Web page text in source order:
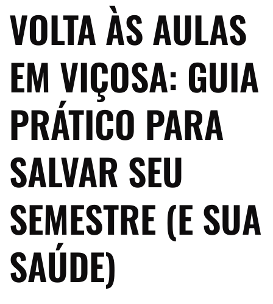
VOLTA ÀS AULAS
EM VIÇOSA: GUIA
PRÁTICO PARA
SALVAR SEU
SEMESTRE (E SUA
SAÚDE)